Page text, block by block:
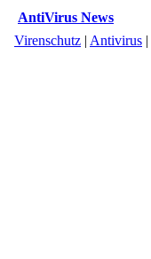
AntiVirus News
Virenschutz | Antivirus |